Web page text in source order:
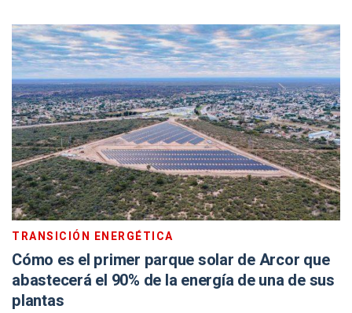
TRANSICIÓN ENERGÉTICA
Cómo es el primer parque solar de Arcor que
abastecerá el 90% de la energía de una de sus
plantas